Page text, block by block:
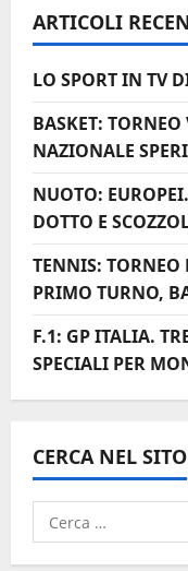
o
l
o
ARTICOLI
LO SPORT IN TV
BASKET:
NAZIONALE
NUOTO:
DOTTO E
TENNIS: TORNEO
PRIMO TURNO,
F.1: GP ITALIA.
SPECIALI PER
CERCA NEL SITO
Ricerca
per: